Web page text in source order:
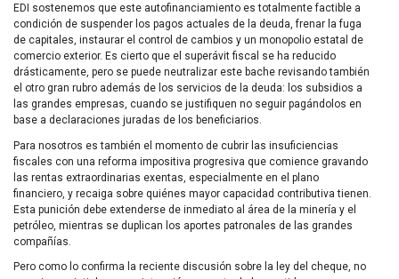
EDI sostenemos que este autofinanciamiento es totalmente factible a
condición de suspender los pagos actuales de la deuda, frenar la fuga
de capitales, instaurar el control de cambios y un monopolio estatal de
comercio exterior. Es cierto que el superávit fiscal se ha reducido
drásticamente, pero se puede neutralizar este bache revisando también
el otro gran rubro además de los servicios de la deuda: los subsidios a
las grandes empresas, cuando se justifiquen no seguir pagándolos en
base a declaraciones juradas de los beneficiarios.
Para nosotros es también el momento de cubrir las insuficiencias
fiscales con una reforma impositiva progresiva que comience gravando
las rentas extraordinarias exentas, especialmente en el plano
financiero, y recaiga sobre quiénes mayor capacidad contributiva tienen.
Esta punición debe extenderse de inmediato al área de la minería y el
petróleo, mientras se duplican los aportes patronales de las grandes
compañías.
Pero como lo confirma la reciente discusión sobre la ley del cheque, no